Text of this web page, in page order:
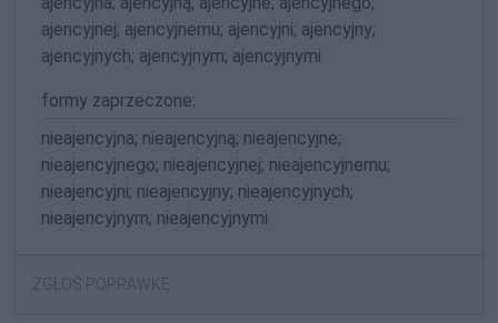
ajencyjnej; ajencyjnemu; ajencyjni; ajencyjny;
ajencyjnych; ajencyjnym; ajencyjnymi
formy zaprzeczone:
nieajencyjna; nieajencyjną; nieajencyjne;
nieajencyjnego; nieajencyjnej; nieajencyjnemu;
nieajencyjni; nieajencyjny; nieajencyjnych;
nieajencyjnym; nieajencyjnymi
ZGŁOŚ POPRAWKĘ